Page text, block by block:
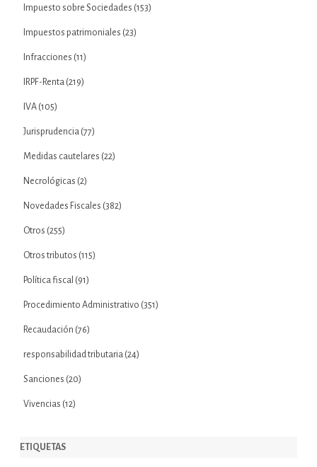
Impuesto sobre Sociedades (153)
Impuestos patrimoniales (23)
Infracciones (11)
IRPF-Renta (219)
IVA (105)
Jurisprudencia (77)
Medidas cautelares (22)
Necrológicas (2)
Novedades Fiscales (382)
Otros (255)
Otros tributos (115)
Política fiscal (91)
Procedimiento Administrativo (351)
Recaudación (76)
responsabilidad tributaria (24)
Sanciones (20)
Vivencias (12)
ETIQUETAS